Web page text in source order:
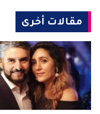
مقالات أخرى